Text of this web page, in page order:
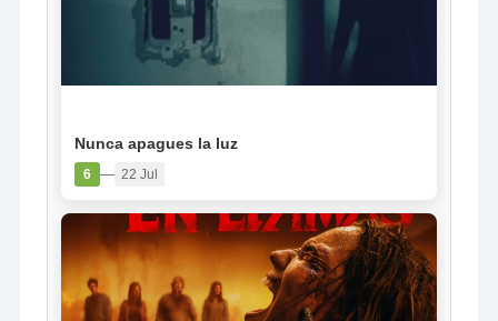
Nunca apagues la luz
6 — 22 Jul